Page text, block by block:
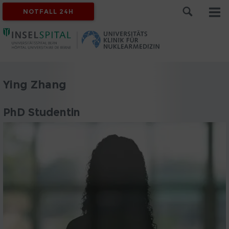
NOTFALL 24H
Ying Zhang
PhD Studentin